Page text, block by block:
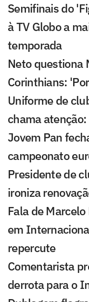
Semifinais do
à TV Globo a
temporada
Neto questiona
Corinthians:
Uniforme de
chama
Jovem Pan
campeonato
Presidente de
ironiza
Fala de
em
repercute
Comentarista
derrota para o